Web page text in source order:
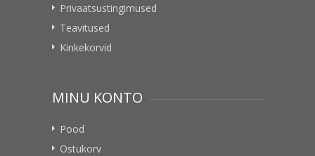
Privaatsustingimused
Teavitused
Kinkekorvid
MINU KONTO
Pood
Ostukorv